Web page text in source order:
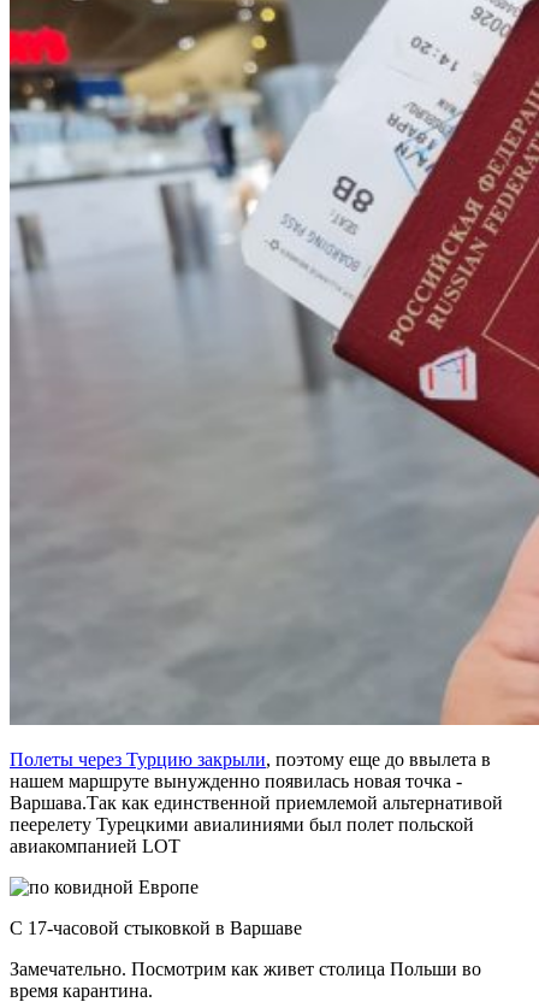
Полеты через Турцию закрыли, поэтому еще до ввылета в
нашем маршруте вынужденно появилась новая точка -
Варшава.Так как единственной приемлемой альтернативой
пеерелету Турецкими авиалиниями был полет польской
авиакомпанией LOT
С 17-часовой стыковкой в Варшаве
Замечательно. Посмотрим как живет столица Польши во
время карантина.